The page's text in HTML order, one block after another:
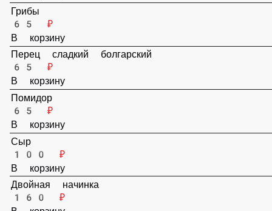
Перец соленый (острый)
65 ₽
В корзину
Маслины
65 ₽
В корзину
Огурцы соленые
65 ₽
В корзину
Лук порей
65 ₽